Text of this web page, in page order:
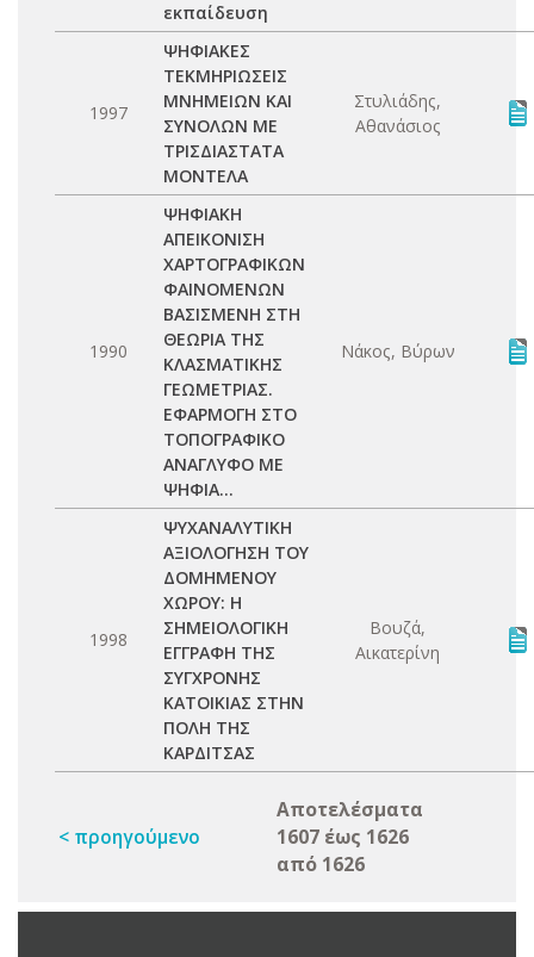
εκπαίδευση
1997
ΨΗΦΙΑΚΕΣ
ΤΕΚΜΗΡΙΩΣΕΙΣ
ΜΝΗΜΕΙΩΝ ΚΑΙ
ΣΥΝΟΛΩΝ ΜΕ
ΤΡΙΣΔΙΑΣΤΑΤΑ
ΜΟΝΤΕΛΑ
Στυλιάδης,
Αθανάσιος
1990
ΨΗΦΙΑΚΗ
ΑΠΕΙΚΟΝΙΣΗ
ΧΑΡΤΟΓΡΑΦΙΚΩΝ
ΦΑΙΝΟΜΕΝΩΝ
ΒΑΣΙΣΜΕΝΗ ΣΤΗ
ΘΕΩΡΙΑ ΤΗΣ
ΚΛΑΣΜΑΤΙΚΗΣ
ΓΕΩΜΕΤΡΙΑΣ.
ΕΦΑΡΜΟΓΗ ΣΤΟ
ΤΟΠΟΓΡΑΦΙΚΟ
ΑΝΑΓΛΥΦΟ ΜΕ
ΨΗΦΙΑ...
Νάκος, Βύρων
1998
ΨΥΧΑΝΑΛΥΤΙΚΗ
ΑΞΙΟΛΟΓΗΣΗ ΤΟΥ
ΔΟΜΗΜΕΝΟΥ
ΧΩΡΟΥ: Η
ΣΗΜΕΙΟΛΟΓΙΚΗ
ΕΓΓΡΑΦΗ ΤΗΣ
ΣΥΓΧΡΟΝΗΣ
ΚΑΤΟΙΚΙΑΣ ΣΤΗΝ
ΠΟΛΗ ΤΗΣ
ΚΑΡΔΙΤΣΑΣ
Βουζά,
Αικατερίνη
< προηγούμενο
Αποτελέσματα
1607 έως 1626
από 1626